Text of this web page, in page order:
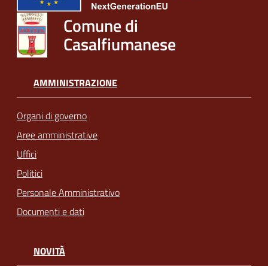
Comune di
Casalfiumanese
AMMINISTRAZIONE
Organi di governo
Aree amministrative
Uffici
Politici
Personale Amministrativo
Documenti e dati
NOVITÀ